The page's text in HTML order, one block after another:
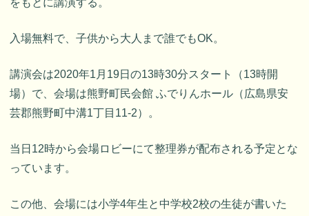
入場無料で、子供から大人まで誰でもOK。
講演会は2020年1月19日の13時30分スタート（13時開
場）で、会場は熊野町民会館 ふでりんホール（広島県安
芸郡熊野町中溝1丁目11-2）。
当日12時から会場ロビーにて整理券が配布される予定とな
っています。
この他、会場には小学4年生と中学校2校の生徒が書いた